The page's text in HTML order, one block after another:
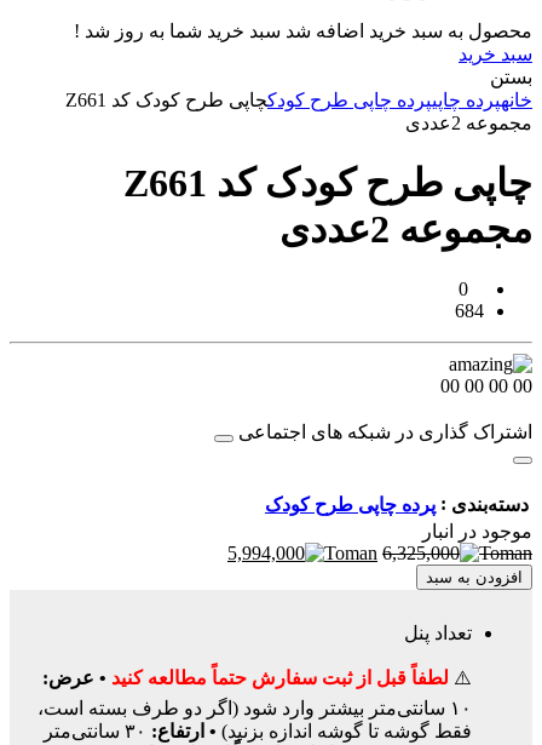
محصول به سبد خرید اضافه شد سبد خرید شما به روز شد !
سبد خرید
بستن
خانهپرده چاپیپرده چاپی طرح کودک
چاپی طرح کودک کد Z661
مجموعه 2عددی
چاپی طرح کودک کد Z661
مجموعه 2عددی
0
684
00
00
00
00
اشتراک گذاری در شبکه های اجتماعی
دسته‌بندی : پرده چاپی طرح کودک
موجود در انبار
6,325,000
5,994,000
افزودن به سبد
تعداد پنل
⚠️ لطفاً قبل از ثبت سفارش حتماً مطالعه کنید • عرض:
۱۰ سانتی‌متر بیشتر وارد شود (اگر دو طرف بسته است،
فقط گوشه تا گوشه اندازه بزنید) • ارتفاع:
۳۰ سانتی‌متر